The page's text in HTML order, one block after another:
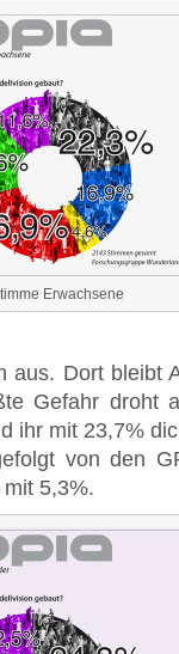
Erwachsene
aus. Dort bleibt
Gefahr droht
ihr mit 23,7%
von den
5,3%.